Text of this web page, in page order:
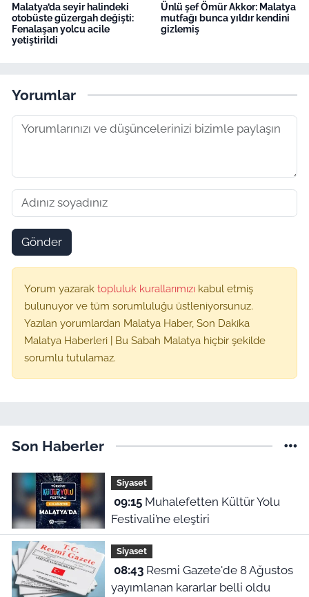
Malatya’da seyir halindeki
otobüste güzergah değişti:
Fenalaşan yolcu acile
yetiştirildi
Ünlü şef Ömür Akkor: Malatya
mutfağı bunca yıldır kendini
gizlemiş
Yorumlar
Gönder
Yorum yazarak topluluk kurallarımızı kabul etmiş
bulunuyor ve tüm sorumluluğu üstleniyorsunuz.
Yazılan yorumlardan Malatya Haber, Son Dakika
Malatya Haberleri | Bu Sabah Malatya hiçbir şekilde
sorumlu tutulamaz.
Son Haberler
Siyaset
09:15Muhalefetten Kültür Yolu
Festivali’ne eleştiri
Siyaset
08:43Resmi Gazete'de 8 Ağustos
yayımlanan kararlar belli oldu